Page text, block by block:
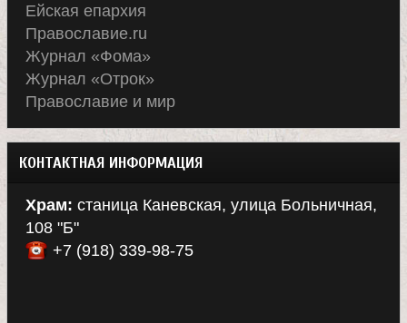
Ейская епархия
Православие.ru
Журнал «Фома»
Журнал «Отрок»
Православие и мир
КОНТАКТНАЯ ИНФОРМАЦИЯ
Храм: станица Каневская, улица Больничная,
108 "Б"
+7 (918) 339-98-75